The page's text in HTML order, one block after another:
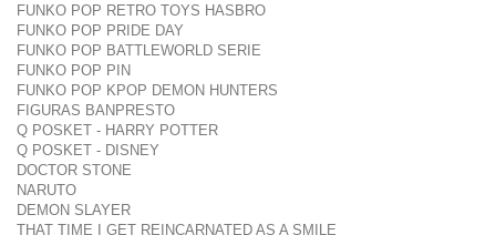
FUNKO POP RETRO TOYS HASBRO
FUNKO POP PRIDE DAY
FUNKO POP BATTLEWORLD SERIE
FUNKO POP PIN
FUNKO POP KPOP DEMON HUNTERS
FIGURAS BANPRESTO
Q POSKET - HARRY POTTER
Q POSKET - DISNEY
DOCTOR STONE
NARUTO
DEMON SLAYER
THAT TIME I GET REINCARNATED AS A SMILE